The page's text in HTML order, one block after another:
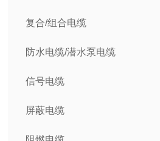
复合/组合电缆
防水电缆/潜水泵电缆
信号电缆
屏蔽电缆